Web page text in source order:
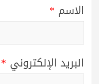
الاسم *
البريد الإلكتروني *